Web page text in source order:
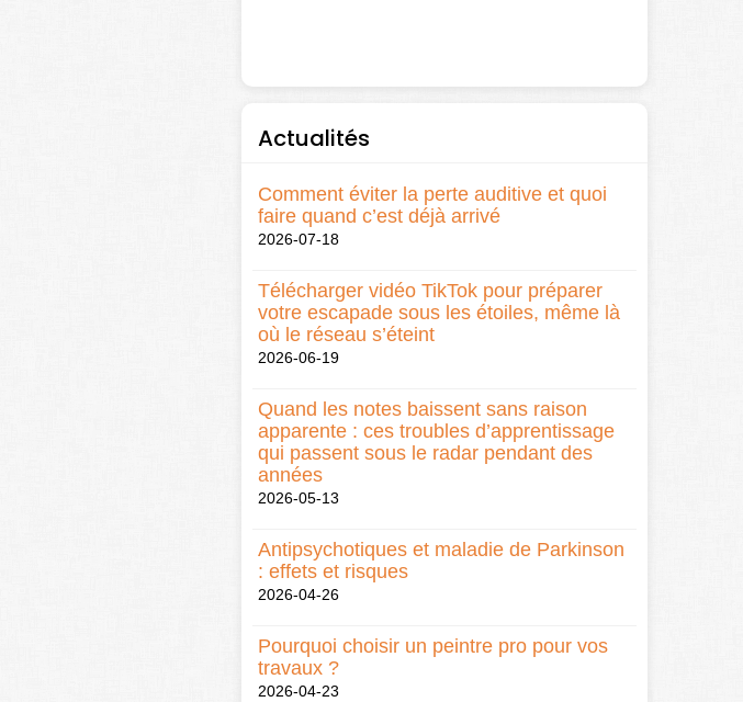
Actualités
Comment éviter la perte auditive et quoi
faire quand c’est déjà arrivé
2026-07-18
Télécharger vidéo TikTok pour préparer
votre escapade sous les étoiles, même là
où le réseau s’éteint
2026-06-19
Quand les notes baissent sans raison
apparente : ces troubles d’apprentissage
qui passent sous le radar pendant des
années
2026-05-13
Antipsychotiques et maladie de Parkinson
: effets et risques
2026-04-26
Pourquoi choisir un peintre pro pour vos
travaux ?
2026-04-23